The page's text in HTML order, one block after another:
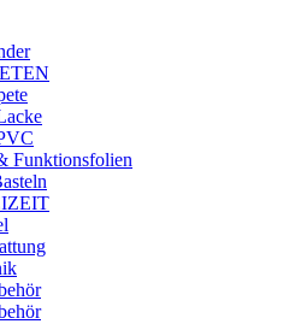
Funktionsfolien